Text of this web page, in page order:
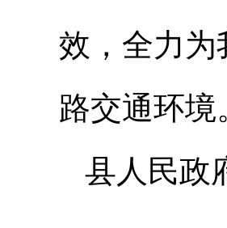
效，全力为
路交通环
县人民政